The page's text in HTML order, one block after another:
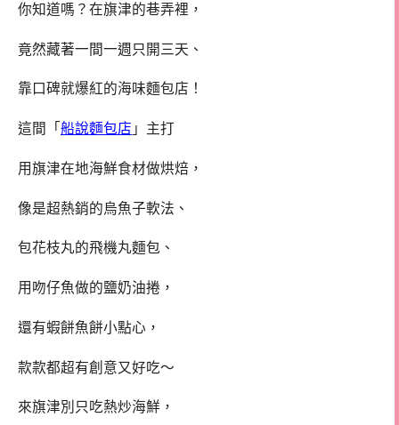
你知道嗎？在旗津的巷弄裡，
竟然藏著一間一週只開三天、
靠口碑就爆紅的海味麵包店！
這間「 船說麵包店 」主打
用旗津在地海鮮食材做烘焙，
像是超熱銷的烏魚子軟法、
包花枝丸的飛機丸麵包、
用吻仔魚做的鹽奶油捲，
還有蝦餅魚餅小點心，
款款都超有創意又好吃～
來旗津別只吃熱炒海鮮，